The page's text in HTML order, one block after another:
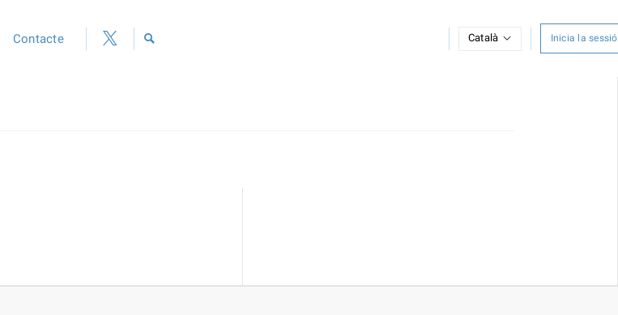
Contacte Català Inicia la sessió